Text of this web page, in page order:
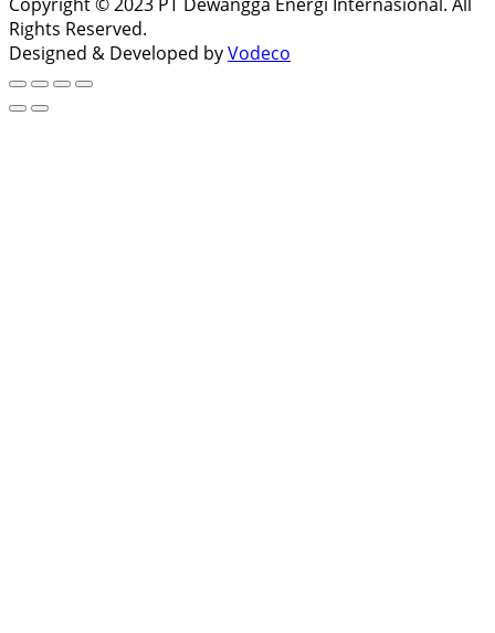
Rights Reserved.
Designed & Developed byVodeco